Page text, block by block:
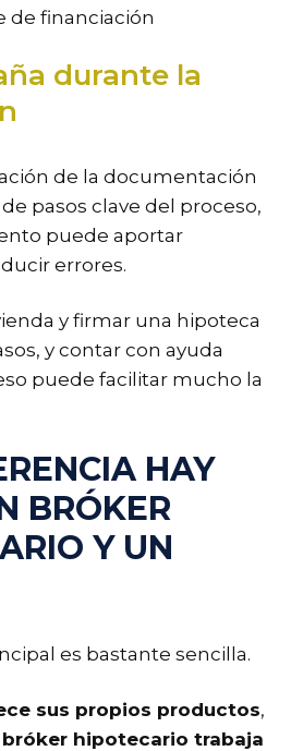
de financiación
durante la
de la documentación
pasos clave del proceso,
puede aportar
errores.
y firmar una hipoteca
y contar con ayuda
puede facilitar mucho la
HAY
BRÓKER
Y UN
es bastante sencilla.
sus propios productos,
bróker hipotecario trabaja